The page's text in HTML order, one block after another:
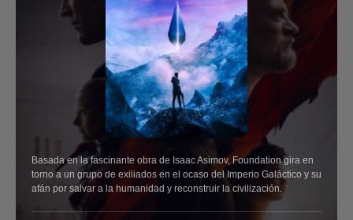
Basada en la fascinante obra de Isaac Asimov, Foundation gira en
torno a un grupo de exiliados en el ocaso del Imperio Galáctico y su
afán por salvar a la humanidad y reconstruir la civilización.